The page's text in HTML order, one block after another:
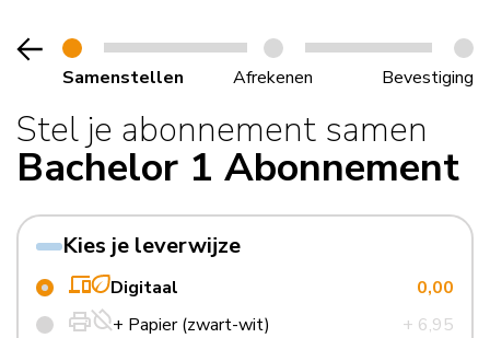
Samenstellen Afrekenen Bevestiging
Stel je abonnement samen
Bachelor 1 Abonnement
Kies je leverwijze
Digitaal
0,00
+ Papier (zwart-wit)
+ 6,95